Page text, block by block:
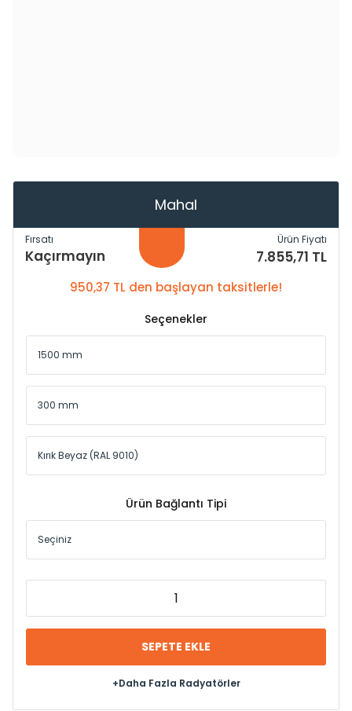
Mahal
Fırsatı
Kaçırmayın
Ürün Fiyatı
7.855,71 TL
950,37 TL den başlayan taksitlerle!
Seçenekler
Ürün Bağlantı Tipi
SEPETE EKLE
+Daha Fazla Radyatörler